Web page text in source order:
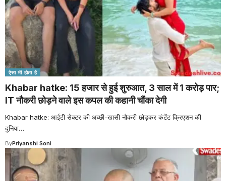
ऐसा भी होता है
Khabar hatke: 15 हजार से हुई शुरुआत, 3 साल में 1 करोड़ पार;
IT नौकरी छोड़ने वाले इस कपल की कहानी चौंका देगी
Khabar hatke: आईटी सेक्टर की अच्छी-खासी नौकरी छोड़कर कंटेंट क्रिएशन की
दुनिया…
ByPriyanshi Soni